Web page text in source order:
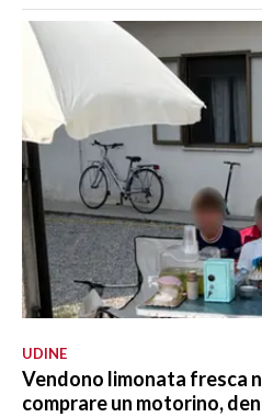
UDINE
Vendono limonata fresca
comprare un motorino,